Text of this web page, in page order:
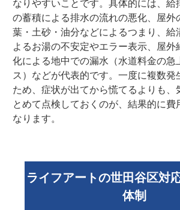
なりやすいことです。具体的には、給
の蓄積による排水の流れの悪化、屋外
葉・土砂・油分などによるつまり、給
よるお湯の不安定やエラー表示、屋外
化による地中での漏水（水道料金の急
ス）などが代表的です。一度に複数発
ため、症状が出てから慌てるよりも、
とめて点検しておくのが、結果的に費
なります。
ライフアートの世田谷区対
体制